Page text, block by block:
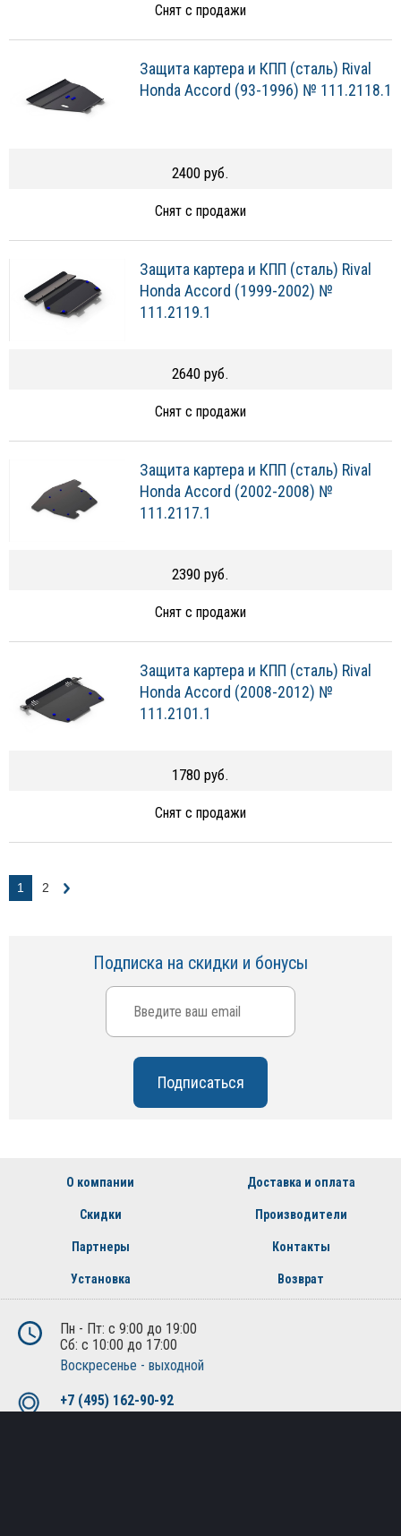
Снят с продажи
Защита картера и КПП (сталь) Rival
Honda Accord (93-1996) № 111.2118.1
2400 руб.
Снят с продажи
Защита картера и КПП (сталь) Rival
Honda Accord (1999-2002) №
111.2119.1
2640 руб.
Снят с продажи
Защита картера и КПП (сталь) Rival
Honda Accord (2002-2008) №
111.2117.1
2390 руб.
Снят с продажи
Защита картера и КПП (сталь) Rival
Honda Accord (2008-2012) №
111.2101.1
1780 руб.
Снят с продажи
1 2
Подписка на скидки и бонусы
О компании Доставка и оплата
Скидки Производители
Партнеры Контакты
Установка Возврат
Пн - Пт: с 9:00 до 19:00
Сб: с 10:00 до 17:00
Воскресенье - выходной
+7 (495) 162-90-92